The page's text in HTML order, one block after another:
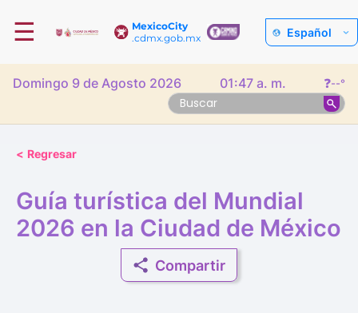
MexicoCity
.cdmx.gob.mx
☰ Español
Domingo 9 de Agosto 2026 01:47 a. m. ❓--°
< Regresar
Guía turística del Mundial
2026 en la Ciudad de México
Compartir